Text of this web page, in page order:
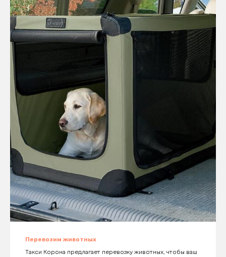
Перевозим животных
Такси Корона предлагает перевозку животных, чтобы ваш